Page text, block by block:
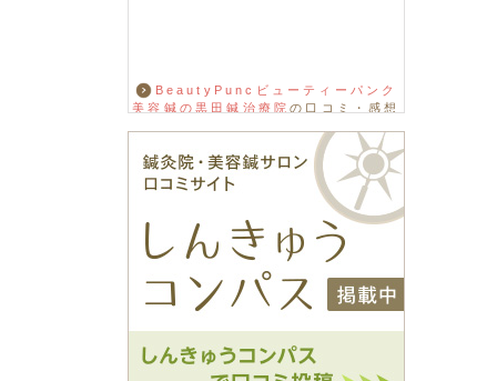
BeautyPuncビューティーパンク
美容鍼の黒田鍼治療院の口コミ・感想